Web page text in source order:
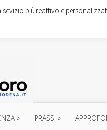
» PRASSI »
più reattivo e